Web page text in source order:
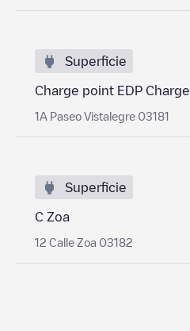
Superficie
Charge point EDP Charge
1A Paseo Vistalegre 03181
Superficie
C Zoa
12 Calle Zoa 03182